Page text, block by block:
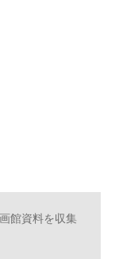
館資料を収集